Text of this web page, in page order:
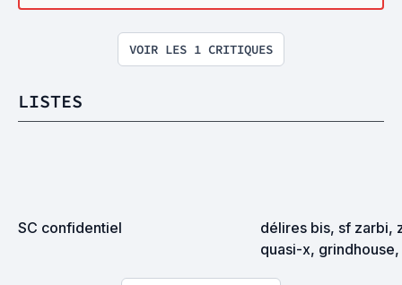
VOIR LES 1 CRITIQUES
LISTES
SC confidentiel
délires bis, sf zarbi,
quasi-x,